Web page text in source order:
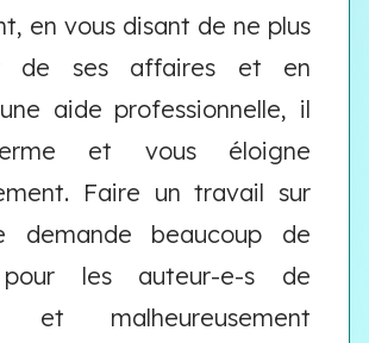
en vous disant de ne plus
de ses affaires et en
aide professionnelle, il
et vous éloigne
Faire un travail sur
demande beaucoup de
les auteur-e-s de
et malheureusement